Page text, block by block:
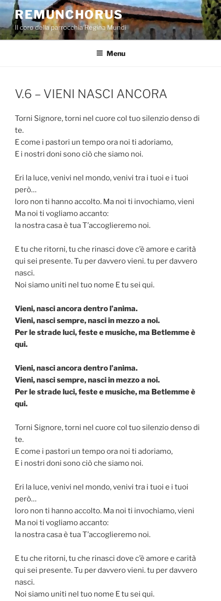
Salta
contenuto
REMUNCHORUS
Il coro della parrocchia Regina Mundi
Menu
V.6 – VIENI NASCI ANCORA
Torni Signore, torni nel cuore col tuo silenzio denso di
te.
E come i pastori un tempo ora noi ti adoriamo,
E i nostri doni sono ciò che siamo noi.
Eri la luce, venivi nel mondo, venivi tra i tuoi e i tuoi
però…
loro non ti hanno accolto. Ma noi ti invochiamo, vieni
Ma noi ti vogliamo accanto:
la nostra casa è tua T’accoglieremo noi.
E tu che ritorni, tu che rinasci dove c’è amore e carità
qui sei presente. Tu per davvero vieni. tu per davvero
nasci.
Noi siamo uniti nel tuo nome E tu sei qui.
Vieni, nasci ancora dentro l’anima.
Vieni, nasci sempre, nasci in mezzo a noi.
Per le strade luci, feste e musiche, ma Betlemme è
qui.
Vieni, nasci ancora dentro l’anima.
Vieni, nasci sempre, nasci in mezzo a noi.
Per le strade luci, feste e musiche, ma Betlemme è
qui.
Torni Signore, torni nel cuore col tuo silenzio denso di
te.
E come i pastori un tempo ora noi ti adoriamo,
E i nostri doni sono ciò che siamo noi.
Eri la luce, venivi nel mondo, venivi tra i tuoi e i tuoi
però…
loro non ti hanno accolto. Ma noi ti invochiamo, vieni
Ma noi ti vogliamo accanto:
la nostra casa è tua T’accoglieremo noi.
E tu che ritorni, tu che rinasci dove c’è amore e carità
qui sei presente. Tu per davvero vieni. tu per davvero
nasci.
Noi siamo uniti nel tuo nome E tu sei qui.